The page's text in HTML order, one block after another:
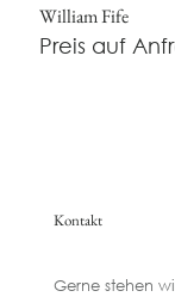
William Fife
Preis auf
Kontakt
Gerne stehen